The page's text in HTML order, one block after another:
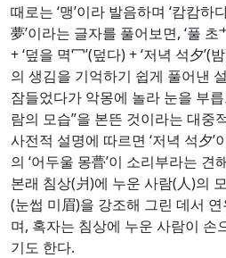
때로는 ‘맹’이라 발음하며 ‘캄캄하
夢’이라는 글자를 풀어보면, ‘풀 초
+ ‘덮을 멱冖’(덮다) + ‘저녁 석夕
의 생김을 기억하기 쉽게 풀어낸
잠들었다가 악몽에 놀라 눈을 부
람의 모습”을 본뜬 것이라는 대중
사전적 설명에 따르면 ‘저녁 석夕’
의 ‘어두울 몽瞢’이 소리부라는
본래 침상(爿)에 누운 사람(人)의
(눈썹 미眉)을 강조해 그린 데서
며, 혹자는 침상에 누운 사람이 손
기도 한다.